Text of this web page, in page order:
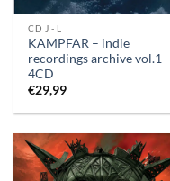
CD J - L
KAMPFAR – indie
recordings archive vol.1
4CD
€29,99